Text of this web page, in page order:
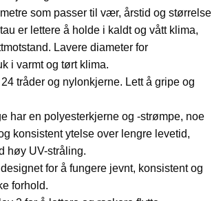
som passer til vær, årstid og størrelse
er lettere å holde i kaldt og vått klima,
Lavere diameter for
i varmt og tørt klima.
tråder og nylonkjerne. Lett å gripe og
har en polyesterkjerne og -strømpe, noe
konsistent ytelse over lengre levetid,
høy UV-stråling.
for å fungere jevnt, konsistent og
forhold.